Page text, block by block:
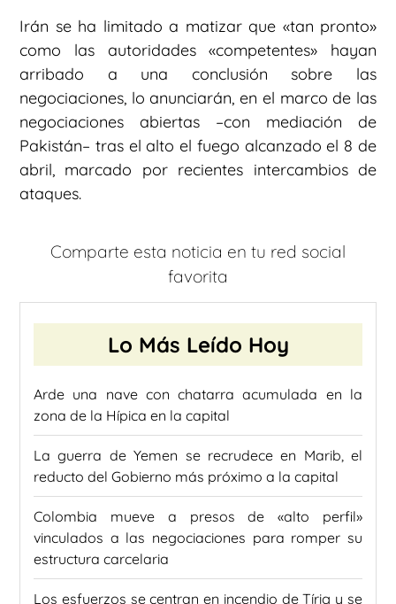
Irán se ha limitado a matizar que «tan pronto»
como las autoridades «competentes» hayan
arribado a una conclusión sobre las
negociaciones, lo anunciarán, en el marco de las
negociaciones abiertas –con mediación de
Pakistán– tras el alto el fuego alcanzado el 8 de
abril, marcado por recientes intercambios de
ataques.
Comparte esta noticia en tu red social
favorita
Lo Más Leído Hoy
Arde una nave con chatarra acumulada en la
zona de la Hípica en la capital
La guerra de Yemen se recrudece en Marib, el
reducto del Gobierno más próximo a la capital
Colombia mueve a presos de «alto perfil»
vinculados a las negociaciones para romper su
estructura carcelaria
Los esfuerzos se centran en incendio de Tírig y se